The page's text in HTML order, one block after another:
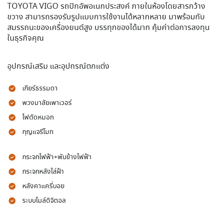
TOYOTA VIGO รถปิกอัพอเนกประสงค์ ภายในห้องโดยสารกว้าง
ขวาง สามารถรองรับรูปแบบการใช้งานได้หลากหลาย มาพร้อมกับ
สมรรถนะของเครื่องยนต์สูง บรรทุกของได้มาก คุ้มค่าต่อการลงทุน
ในธุรกิจคุณ
อุปกรณ์เสริม และอุปกรณ์ตกแต่ง
เกียร์ธรรมดา
พวงมาลัยเพาเวอร์
ไฟตัดหมอก
กุญแจรีโมท
กระจกไฟฟ้า+พับข้างไฟฟ้า
กระจกหลังไล่ฝ้า
หลังคาแครี่บอย
ระบบไมล์ดิจิตอล